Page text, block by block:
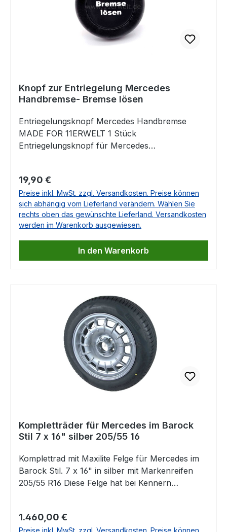
Knopf zur Entriegelung Mercedes
Handbremse- Bremse lösen
Entriegelungsknopf Mercedes Handbremse
MADE FOR 11ERWELT 1 Stück
Entriegelungsknopf für Mercedes
ein Gewinde verfügt, ist dies von jedermann
ohne Werkzeug auszuführen. Er ersetzt das
Originalteil 107 420 0095 und passt für
verschiedene Mercedes Modelle zur
Entriegelung der Feststellbremse. Dieses
Ersatzteil wird exklusiv für uns gefertigt und ist
mit "Bremse lösen" beschriftet.Passend für
Regulärer Preis:
19,90 €
Preise inkl. MwSt. zzgl. Versandkosten. Preise können
sich abhängig vom Lieferland verändern. Wählen Sie
rechts oben das gewünschte Lieferland. Versandkosten
werden im Warenkorb ausgewiesen.
In den Warenkorb
Kompletträder für Mercedes im Barock
Stil 7 x 16" silber 205/55 16
Komplettrad mit Maxilite Felge für Mercedes im
Barock Stil. 7 x 16" in silber mit Markenreifen
205/55 R16 Diese Felge hat bei Kennern
unserer Sicht natürlich ganz besonders zum
Regulärer Preis:
1.460,00 €